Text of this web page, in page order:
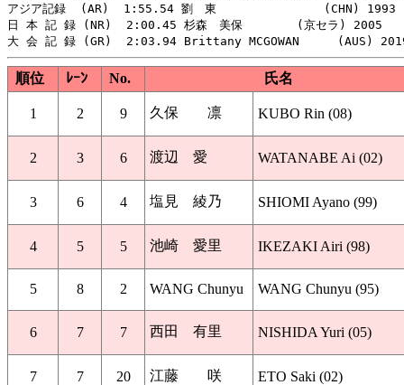
アジア記録  (AR)  1:55.54 劉　東   　　　       (CHN) 1993
日 本 記 録 (NR)  2:00.45 杉森　美保　　　 　(京セラ) 2005
順位 ﾚｰﾝ No. 氏名
1 2 9 久保 凛 KUBO Rin (08)
2 3 6 渡辺 愛 WATANABE Ai (02)
3 6 4 塩見 綾乃 SHIOMI Ayano (99)
4 5 5 池崎 愛里 IKEZAKI Airi (98)
5 8 2 WANG Chunyu WANG Chunyu (95)
6 7 7 西田 有里 NISHIDA Yuri (05)
7 7 20 江藤 咲 ETO Saki (02)